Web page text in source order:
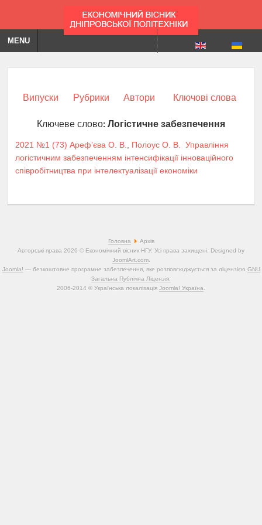
MENU
Випуски Рубрики Автори Ключові слова
Ключеве слово:Логістичне забезпечення
2021 №1 (73) Ареф’єва О. В. Полоус О. В.
Управління
логістичним забезпеченням інтенсифікації інноваційного
співробітництва при інтелектуалізації економіки
Головна
Архів
Авторські права 2026 © Економічний вісник НГУ. Усі права захищені. Designed by
JoomlArt.com.
Joomla! — безкоштовне програмне забезпечення, яке розповсюджується за ліцензією GNU
Загальна Публічна Ліцензія.
2006-2014 © Українська локалізація Joomla! Україна